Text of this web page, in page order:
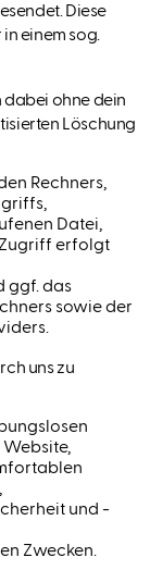
Diese
einem sog.
ohne dein
Löschung
Rechners,
Datei,
Zugriff erfolgt
ggf. das
sowie der
uns zu
und -
Zwecken.